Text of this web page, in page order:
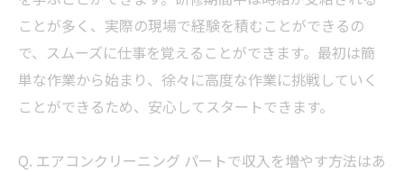
ことが多く、実際の現場で経験を積むことができるの
で、スムーズに仕事を覚えることができます。最初は簡
単な作業から始まり、徐々に高度な作業に挑戦していく
ことができるため、安心してスタートできます。
Q. エアコンクリーニング パートで収入を増やす方法はあ